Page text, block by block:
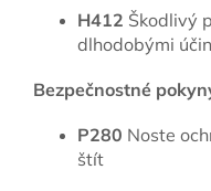
H412 Škodlivý
dlhodobými
Bezpečnostné
P280 Noste
štít